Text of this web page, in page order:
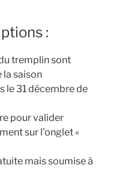
:
tremplin sont
la saison
le 31 décembre de
pour valider
sur l’onglet «
mais soumise à